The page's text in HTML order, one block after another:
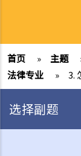
首页 » 主题
法律专业
» 3.
选择副题